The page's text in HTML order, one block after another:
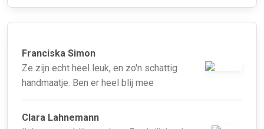
Franciska Simon
Ze zijn echt heel leuk, en zo'n schattig
handmaatje. Ben er heel blij mee
Clara Lahnemann